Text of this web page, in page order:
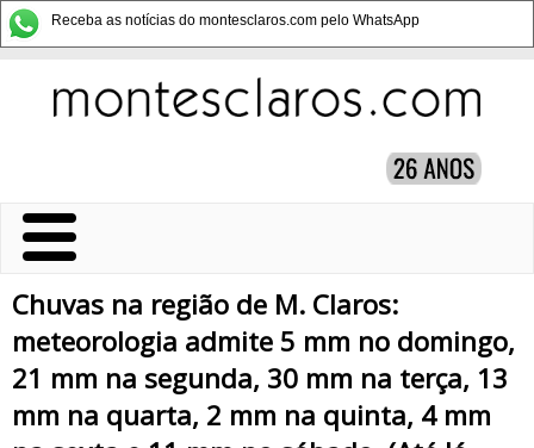
Receba as notícias do montesclaros.com pelo WhatsApp
Chuvas na região de M. Claros:
meteorologia admite 5 mm no domingo,
21 mm na segunda, 30 mm na terça, 13
mm na quarta, 2 mm na quinta, 4 mm